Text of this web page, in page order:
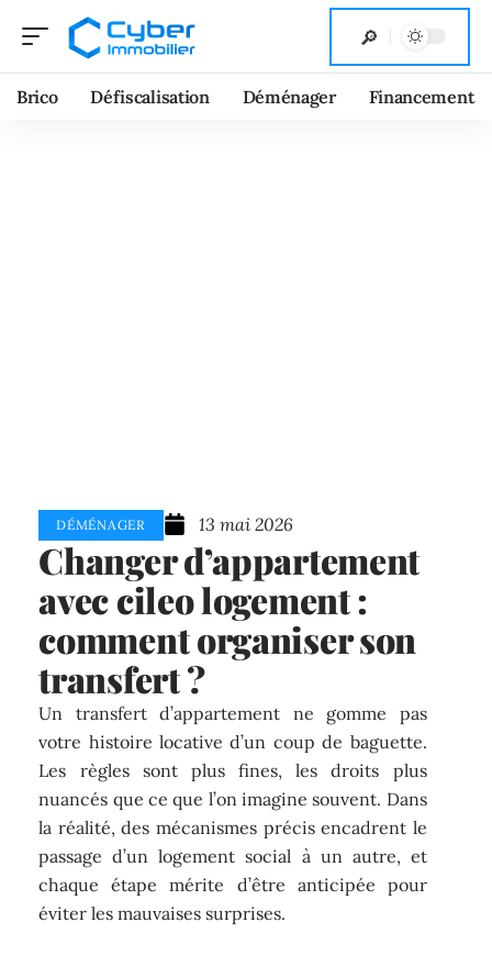
Brico Défiscalisation Déménager Financement
DÉMÉNAGER 13 mai 2026
Changer d’appartement
avec cileo logement :
comment organiser son
transfert ?
Un transfert d’appartement ne gomme pas
votre histoire locative d’un coup de baguette.
Les règles sont plus fines, les droits plus
nuancés que ce que l’on imagine souvent. Dans
la réalité, des mécanismes précis encadrent le
passage d’un logement social à un autre, et
chaque étape mérite d’être anticipée pour
éviter les mauvaises surprises.